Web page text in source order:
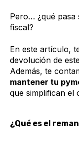
Pero… ¿qué pasa
fiscal?
En este artículo,
devolución de
Además, te
mantener tu
que simplifican el
¿Qué es el